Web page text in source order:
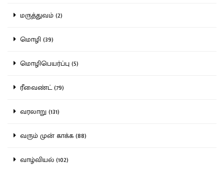
மருத்துவம் (2)
மொழி (39)
மொழிபெயர்ப்பு (5)
ரீவைண்ட் (79)
வரலாறு (131)
வரும் முன் காக்க (88)
வாழ்வியல் (102)